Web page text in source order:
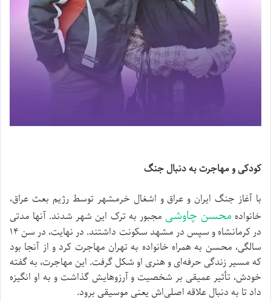
کودکی و مهاجرت به دنبال جنگ
با آغاز جنگ ایران و عراق و اشغال خرمشهر توسط رژیم بعث عراق،
خانوادهمحسن چاوشی مجبور به ترک این شهر شدند. آنها مدتی
در کرمانشاه و سپس در مشهد سکونت داشتند. در نهایت، در سن ۱۴
سالگی، محسن به همراه خانواده به تهران مهاجرت کرد و از آنجا بود
که مسیر زندگی حرفه‌ای و هنری او شکل گرفت. این مهاجرت، به گفته
خودش، تأثیر عمیقی بر شخصیت و آرزوهایش گذاشت و به او انگیزه
داد تا به دنبال علاقه اصلی‌اش یعنی موسیقی برود.